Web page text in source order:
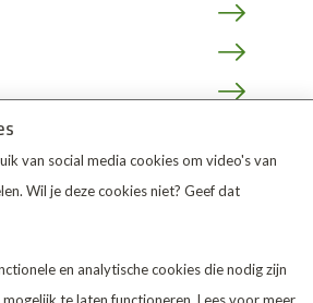
van social media cookies om video's van
Wil je deze cookies niet? Geef dat
en analytische cookies die nodig zijn